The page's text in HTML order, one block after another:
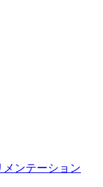
ンテーション